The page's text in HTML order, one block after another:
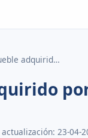
adquirid…
23-04-